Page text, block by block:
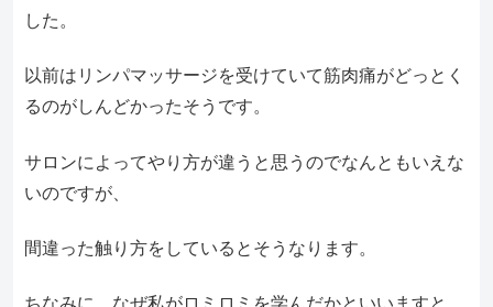
した。
以前はリンパマッサージを受けていて筋肉痛がどっとく
るのがしんどかったそうです。
サロンによってやり方が違うと思うのでなんともいえな
いのですが、
間違った触り方をしているとそうなります。